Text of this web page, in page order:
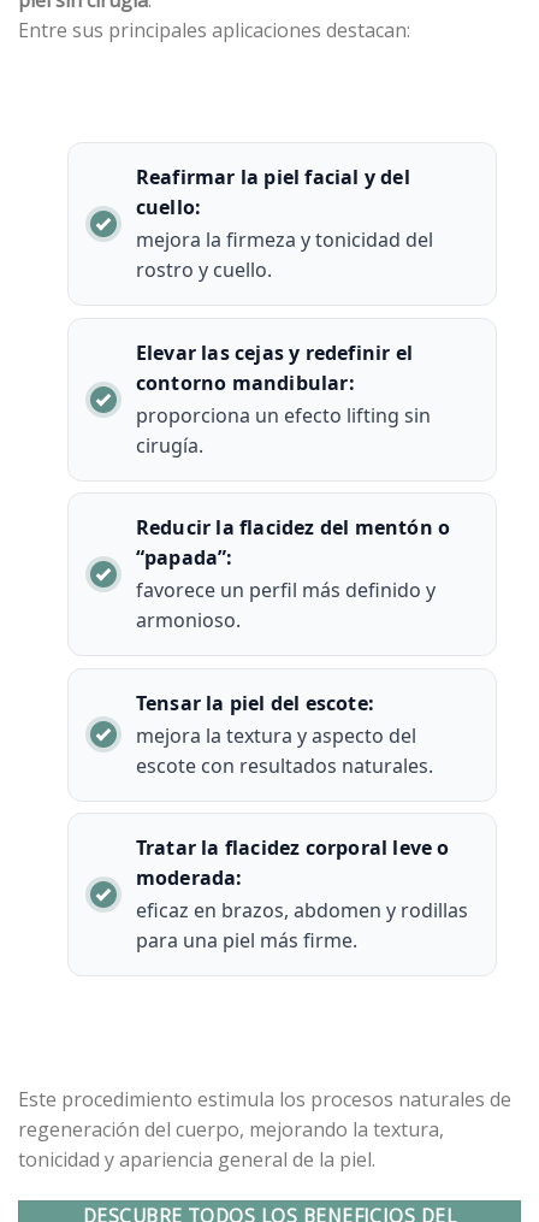
Entre sus principales aplicaciones destacan:
Reafirmar la piel facial y del
cuello:
mejora la firmeza y tonicidad del
rostro y cuello.
Elevar las cejas y redefinir el
contorno mandibular:
proporciona un efecto lifting sin
cirugía.
Reducir la flacidez del mentón o
“papada”:
favorece un perfil más definido y
armonioso.
Tensar la piel del escote:
mejora la textura y aspecto del
escote con resultados naturales.
Tratar la flacidez corporal leve o
moderada:
eficaz en brazos, abdomen y rodillas
para una piel más firme.
Este procedimiento estimula los procesos naturales de
regeneración del cuerpo, mejorando la textura,
tonicidad y apariencia general de la piel.
DESCUBRE TODOS LOS BENEFICIOS DEL